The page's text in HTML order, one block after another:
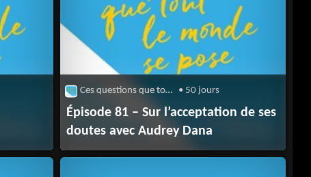
Ces questions que tout le monde se pose • 50 jours
Épisode 81 – Sur l’acceptation de ses
doutes avec Audrey Dana